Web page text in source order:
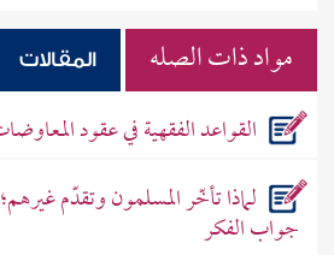
مواد ذات الصله المقالات
القواعد الفقهية في عقود
لماذا تأخّر المسلمون وتقدّم
جواب الفكر